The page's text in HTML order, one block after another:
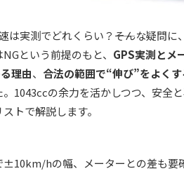
は実測でどれくらい？――そんな疑問
という前提のもと、 GPS実測とメ
理由、 合法の範囲で“伸び”をよく
1043ccの余力を活かしつつ、安全
トで解説します。
±10km/hの幅、メーターとの差も要